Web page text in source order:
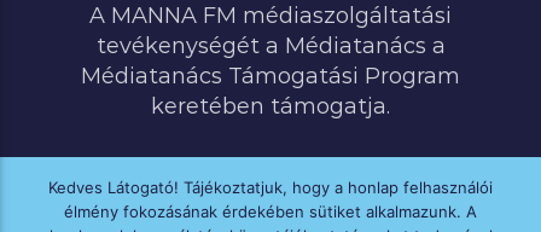
A MANNA FM médiaszolgáltatási
tevékenységét a Médiatanács a
Médiatanács Támogatási Program
keretében támogatja.
MINDEN JOG FENNTARTVA © 2020 MANNA FM
Kedves Látogató! Tájékoztatjuk, hogy a honlap felhasználói
élmény fokozásának érdekében sütiket alkalmazunk. A